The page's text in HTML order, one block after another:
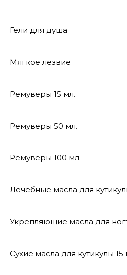
Гели для душа
Мягкое лезвие
Ремуверы 15 мл.
Ремуверы 50 мл.
Ремуверы 100 мл.
Лечебные масла для
Укрепляющие масла для
Сухие масла для кутикулы 15